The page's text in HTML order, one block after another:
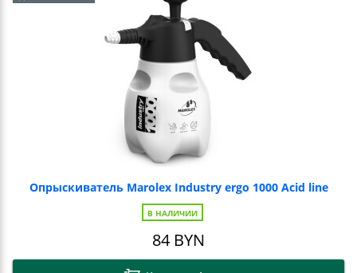
Опрыскиватель Marolex Industry ergo 1000 Acid line
В НАЛИЧИИ
84 BYN